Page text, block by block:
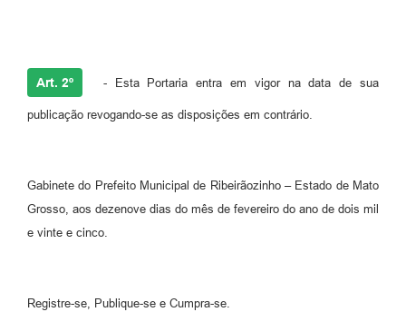
Art. 2º - Esta Portaria entra em vigor na data de sua
publicação revogando-se as disposições em contrário.
Gabinete do Prefeito Municipal de Ribeirãozinho – Estado de Mato
Grosso, aos dezenove dias do mês de fevereiro do ano de dois mil
e vinte e cinco.
Registre-se, Publique-se e Cumpra-se.